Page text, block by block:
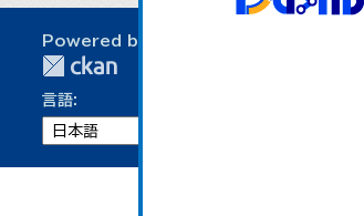
Powered by
言語